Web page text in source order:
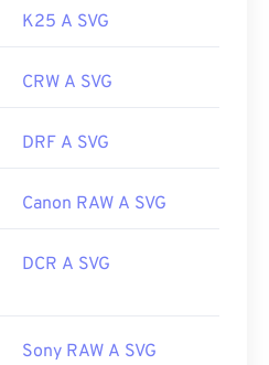
K25 A SVG
CRW A SVG
DRF A SVG
Canon RAW A SVG
DCR A SVG
Sony RAW A SVG